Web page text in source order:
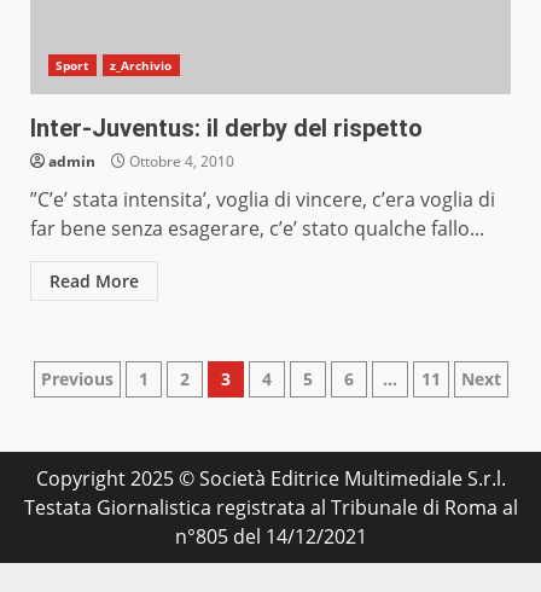
Sport z_Archivio
Inter-Juventus: il derby del rispetto
admin Ottobre 4, 2010
”C’e’ stata intensita’, voglia di vincere, c’era voglia di
far bene senza esagerare, c’e’ stato qualche fallo...
Read More
Paginazione
articoli
Previous 1 2 3 4 5 6 … 11 Next
Copyright 2025 © Società Editrice Multimediale S.r.l.
Testata Giornalistica registrata al Tribunale di Roma al
n°805 del 14/12/2021